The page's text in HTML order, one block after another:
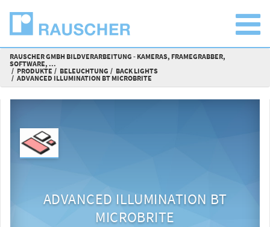
RAUSCHER GMBH BILDVERARBEITUNG - KAMERAS, FRAMEGRABBER,
SOFTWARE, ...
PRODUKTE
BELEUCHTUNG
BACK LIGHTS
ADVANCED ILLUMINATION BT MICROBRITE
ADVANCED ILLUMINATION BT
MICROBRITE